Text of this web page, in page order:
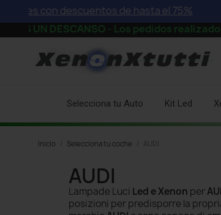
descuentos de hasta el 75%
DESCANSO - Los pedidos realizados a
Selecciona tu Auto Kit Led
Inicio Selecciona tu coche AUDI
AUDI
Lampade Luci Led e Xenon per
posizioni per predisporre la